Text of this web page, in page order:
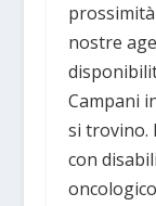
nostre
Campani
si trovino.
con